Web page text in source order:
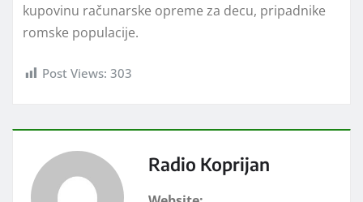
kupovinu računarske opreme za decu, pripadnike
romske populacije.
Post Views: 303
Radio Koprijan